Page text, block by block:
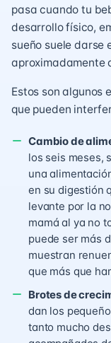
pasa cuando tu
desarrollo físico,
sueño suele darse
aproximadamente
Estos son algunos
que pueden
Cambio de
los seis meses,
una
en su digestión
levante por la
mamá al ya no
puede ser más
muestran
que más que
Brotes de
dan los
tanto mucho